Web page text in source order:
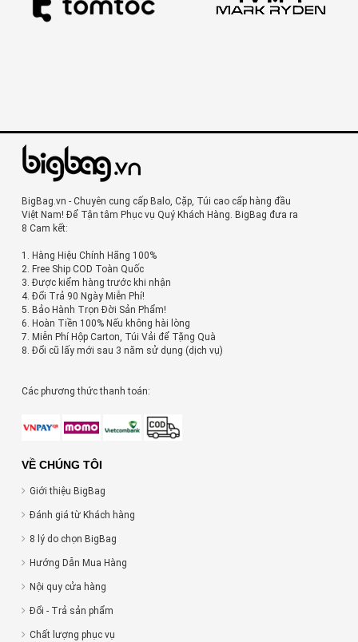
BigBag.vn - Chuyên cung cấp Balo, Cặp, Túi cao cấp hàng đầu
Việt Nam! Để Tận tâm Phục vụ Quý Khách Hàng. BigBag đưa ra
8 Cam kết:
1. Hàng Hiệu Chính Hãng 100%
2. Free Ship COD Toàn Quốc
3. Được kiểm hàng trước khi nhận
4. Đổi Trả 90 Ngày Miễn Phí!
5. Bảo Hành Trọn Đời Sản Phẩm!
6. Hoàn Tiền 100% Nếu không hài lòng
7. Miễn Phí Hộp Carton, Túi Vải để Tặng Quà
8. Đổi cũ lấy mới sau 3 năm sử dụng (dịch vụ)
Các phương thức thanh toán:
VỀ CHÚNG TÔI
Giới thiệu BigBag
Đánh giá từ Khách hàng
8 lý do chọn BigBag
Hướng Dẫn Mua Hàng
Nội quy cửa hàng
Đổi - Trả sản phẩm
Chất lượng phục vụ